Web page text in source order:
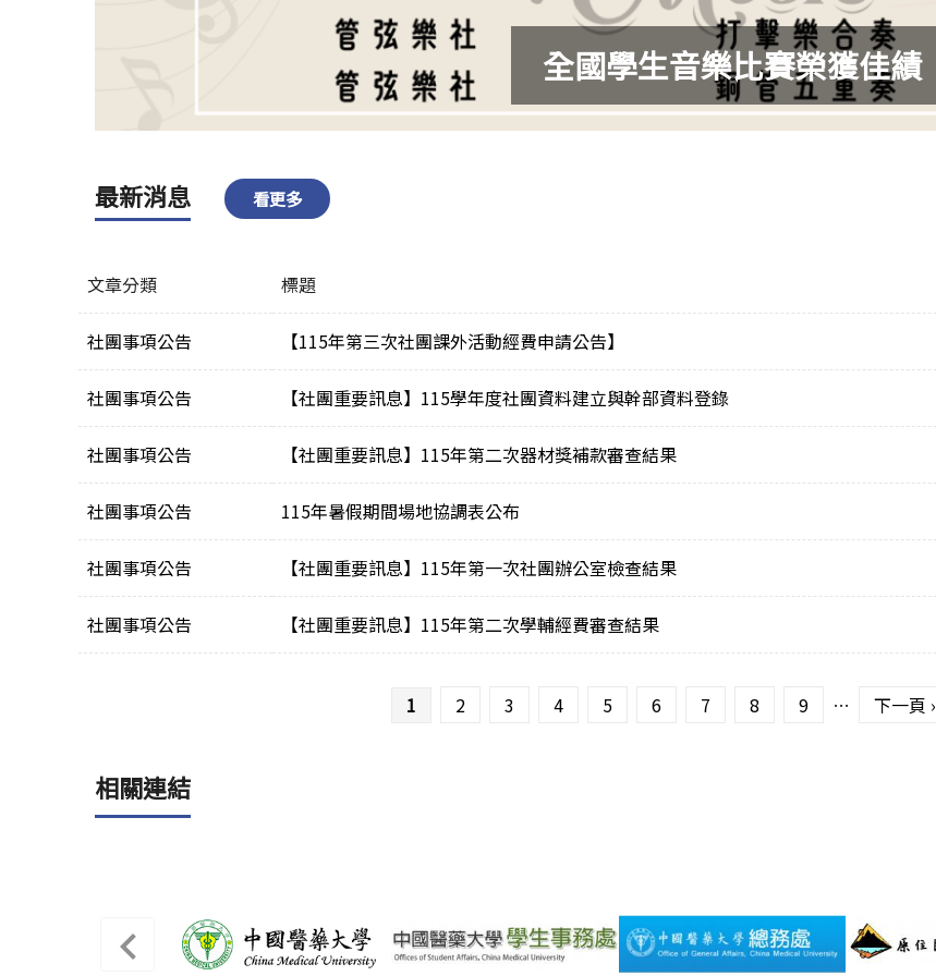
全國學生音樂比賽榮獲佳績
最新消息 看更多
文章分類 標題
社團事項公告 【115年第三次社團課外活動經費申請公告】
社團事項公告 【社團重要訊息】115學年度社團資料建立與幹部資料登錄
社團事項公告 【社團重要訊息】115年第二次器材獎補款審查結果
社團事項公告 115年暑假期間場地協調表公布
社團事項公告 【社團重要訊息】115年第一次社團辦公室檢查結果
社團事項公告 【社團重要訊息】115年第二次學輔經費審查結果
1 2 3 4 5 6 7 8 9 … 下一頁 ›
相關連結